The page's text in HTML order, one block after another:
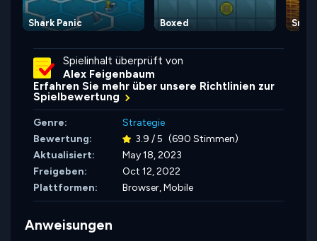
Shark Panic Boxed
Spielinhalt überprüft von
Alex Feigenbaum
Erfahren Sie mehr über unsere Richtlinien zur
Spielbewertung
Genre:
Strategie
Bewertung:
3.9 / 5 (690 Stimmen)
Aktualisiert:
May 18, 2023
Freigeben:
Oct 12, 2022
Plattformen:
Browser, Mobile
Anweisungen